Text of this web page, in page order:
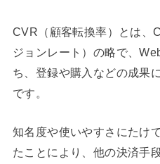
CVR（顧客転換率）とは、
ジョンレート）の略で、
ち、登録や購入などの成果
です。
知名度や使いやすさにたけ
たことにより、他の決済手